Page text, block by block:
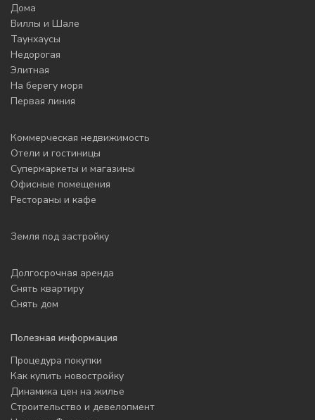
Дома
Виллы и Шале
Таунхаусы
Недорогая
Элитная
На берегу моря
Первая линия
Коммерческая недвижимость
Отели и гостиницы
Супермаркеты и магазины
Офисные помещения
Рестораны и кафе
Земля под застройку
Долгосрочная аренда
Снять квартиру
Снять дом
Полезная информация
Процедура покупки
Как купить новостройку
Динамика цен на жилье
Строительство и девелопмент